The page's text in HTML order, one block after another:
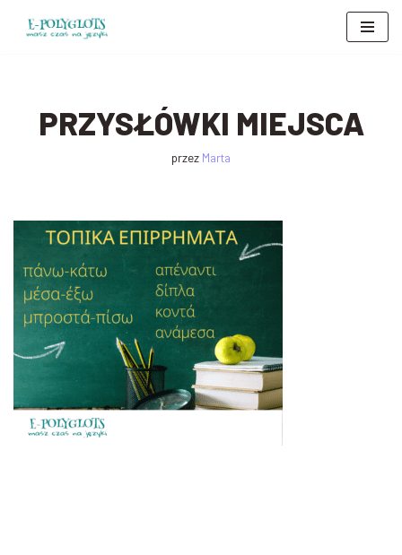
PRZYSŁÓWKI MIEJSCA
przez Marta